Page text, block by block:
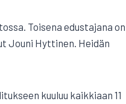
Toisena edustajana on
Jouni Hyttinen. Heidän
kuuluu kaikkiaan 11